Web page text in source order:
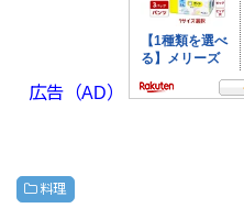
広告（AD）
料理